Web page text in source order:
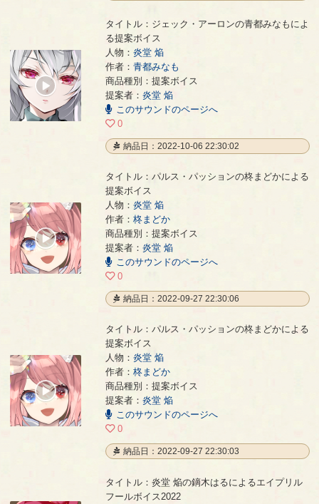
ジェック・アーロンの青都みなもによる提案ボイス
タイトル：ジェック・アーロンの青都みなもによ
る提案ボイス
人物： 炎堂 焔
作者： 青都みなも
商品種別：提案ボイス
提案者： 炎堂 焔
このサウンドのページへ
0
納品日：2022-10-06 22:30:02
パルス・パッションの柊まどかによる提案ボイス
タイトル：パルス・パッションの柊まどかによる
提案ボイス
人物： 炎堂 焔
作者： 柊まどか
商品種別：提案ボイス
提案者： 炎堂 焔
このサウンドのページへ
0
納品日：2022-09-27 22:30:06
パルス・パッションの柊まどかによる提案ボイス
00:25
タイトル：パルス・パッションの柊まどかによる
提案ボイス
人物： 炎堂 焔
作者： 柊まどか
商品種別：提案ボイス
提案者： 炎堂 焔
このサウンドのページへ
0
納品日：2022-09-27 22:30:03
タイトル：炎堂 焔の鏑木はるによるエイプリル
フールボイス2022